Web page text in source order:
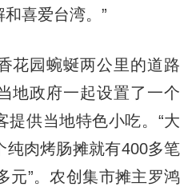
喜爱台湾。”
园蜿蜒两公里的道路
地政府一起设置了一个
提供当地特色小吃。“大
纯肉烤肠摊就有400多笔
元”。农创集市摊主罗鸿